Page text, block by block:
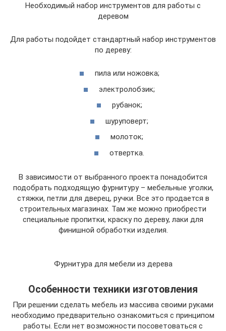
Необходимый набор инструментов для работы с
деревом
Для работы подойдет стандартный набор инструментов
по дереву:
пила или ножовка;
электролобзик;
рубанок;
шуруповерт;
молоток;
отвертка.
В зависимости от выбранного проекта понадобится
подобрать подходящую фурнитуру – мебельные уголки,
стяжки, петли для дверец, ручки. Все это продается в
строительных магазинах. Там же можно приобрести
специальные пропитки, краску по дереву, лаки для
финишной обработки изделия.
Фурнитура для мебели из дерева
Особенности техники изготовления
При решении сделать мебель из массива своими руками
необходимо предварительно ознакомиться с принципом
работы. Если нет возможности посоветоваться с